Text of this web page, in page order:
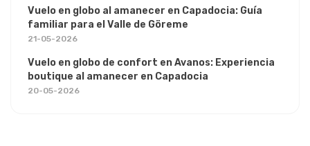
Vuelo en globo al amanecer en Capadocia: Guía
familiar para el Valle de Göreme
21-05-2026
Vuelo en globo de confort en Avanos: Experiencia
boutique al amanecer en Capadocia
20-05-2026